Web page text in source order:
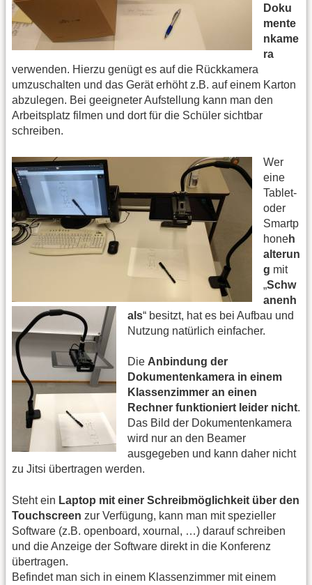
Doku
mente
nkame
ra
verwenden. Hierzu genügt es auf die Rückkamera
umzuschalten und das Gerät erhöht z.B. auf einem Karton
abzulegen. Bei geeigneter Aufstellung kann man den
Arbeitsplatz filmen und dort für die Schüler sichtbar
schreiben.
Wer
eine
Tablet-
oder
Smartp
honeh
alterun
g mit
„Schw
anenh
als“ besitzt, hat es bei Aufbau und
Nutzung natürlich einfacher.
Die Anbindung der
Dokumentenkamera in einem
Klassenzimmer an einen
Rechner funktioniert leider nicht.
Das Bild der Dokumentenkamera
wird nur an den Beamer
ausgegeben und kann daher nicht
zu Jitsi übertragen werden.
Steht ein Laptop mit einer Schreibmöglichkeit über den
Touchscreen zur Verfügung, kann man mit spezieller
Software (z.B. openboard, xournal, …) darauf schreiben
und die Anzeige der Software direkt in die Konferenz
übertragen.
Befindet man sich in einem Klassenzimmer mit einem